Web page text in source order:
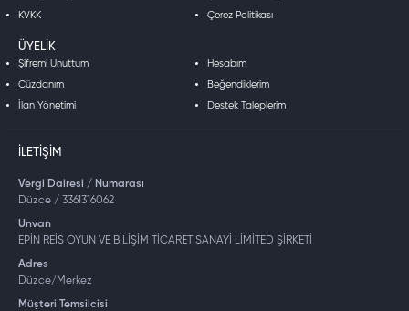
KVKK Çerez Politikası
ÜYELIK
Şifremi Unuttum Hesabım
Cüzdanım Beğendiklerim
İlan Yönetimi Destek Taleplerim
İLETIŞIM
Vergi Dairesi / Numarası
Düzce / 3361316062
Unvan
EPİN REİS OYUN VE BİLİŞİM TİCARET SANAYİ LİMİTED ŞİRKETİ
Adres
Düzce/Merkez
Müşteri Temsilcisi